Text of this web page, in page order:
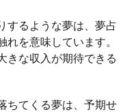
するような夢は、夢占
を意味しています。
きな収入が期待できる
ちてくる夢は、予期せ